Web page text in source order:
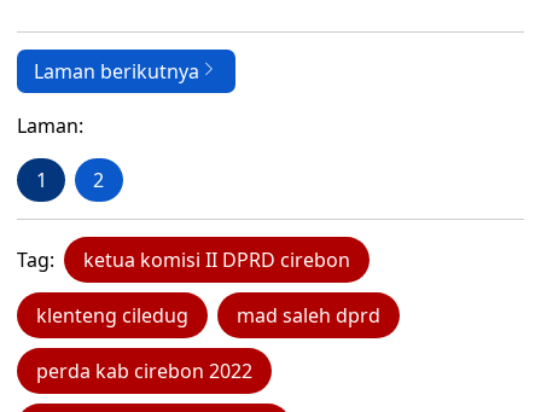
Laman berikutnya
Laman:
1 2
Tag: ketua komisi II DPRD cirebon
klenteng ciledug mad saleh dprd
perda kab cirebon 2022